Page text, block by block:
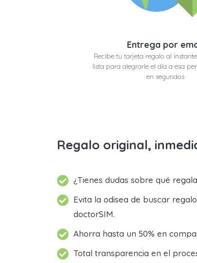
Entrega por
Recibe tu tarjeta regalo al
lista para alegrarle el día a esa
en segundos
Regalo original,
¿Tienes dudas sobre qué
Evita la odisea de buscar
doctorSIM.
Ahorra hasta un 50% en
Total transparencia en el